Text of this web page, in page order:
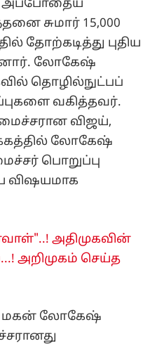
அப்போதைய
சுமார் 15,000
தோற்கடித்து புதிய
லோகேஷ்
தொழில்நுட்பப்
வகித்தவர்.
விஜய்,
லோகேஷ்
பொறுப்பு
விஷயமாக
அதிமுகவின்
அறிமுகம் செய்த
மகன் லோகேஷ்